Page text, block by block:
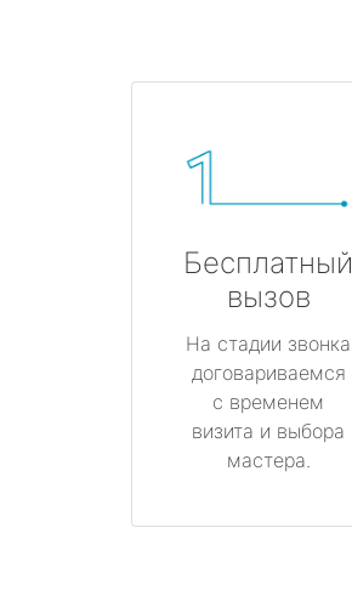
Бесплатный
вызов
На стадии звонка
договариваемся
с временем
визита и выбора
мастера.